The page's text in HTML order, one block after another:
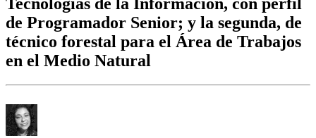
de Programador Senior; y la segunda, de
técnico forestal para el Área de Trabajos
en el Medio Natural